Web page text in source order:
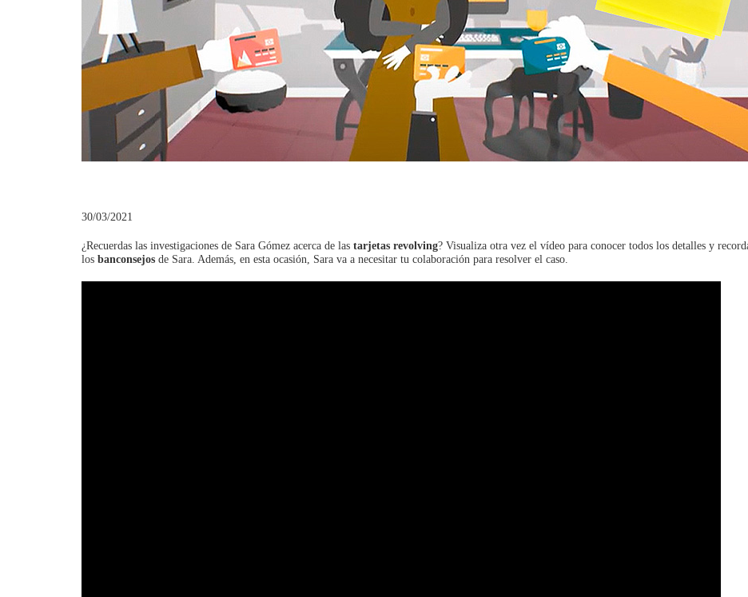
30/03/2021
¿Recuerdas las investigaciones de Sara Gómez acerca de las tarjetas revolving? Visualiza otra vez el vídeo para conocer todos los detalles y
los banconsejos de Sara. Además, en esta ocasión, Sara va a necesitar tu colaboración para resolver el caso.